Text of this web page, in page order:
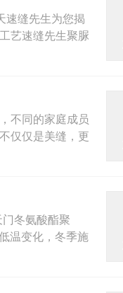
速缝先生为您揭
艺速缝先生聚脲
不同的家庭成员
仅仅是美缝，更
冬氨酸酯聚
温变化，冬季施